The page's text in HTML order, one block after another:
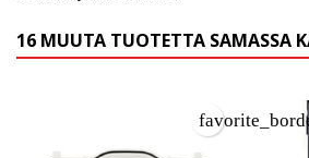
16 MUUTA TUOTETTA SAMASSA